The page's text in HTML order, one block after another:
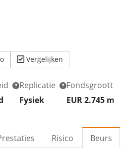
Vergelijken
Replicatie
Fysiek
Fondsgrootte
EUR 2.745 m
Risico Beurs